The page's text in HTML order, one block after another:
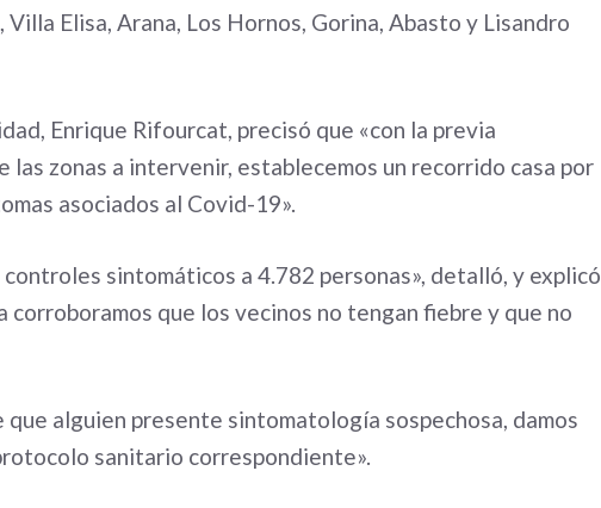
Elisa, Arana, Los Hornos, Gorina, Abasto y Lisandro
Enrique Rifourcat, precisó que «con la previa
las zonas a intervenir, establecemos un recorrido casa por
asociados al Covid-19».
sintomáticos a 4.782 personas», detalló, y explicó
que los vecinos no tengan fiebre y que no
que alguien presente sintomatología sospechosa, damos
sanitario correspondiente».